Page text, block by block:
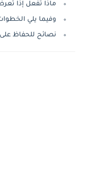
ماذا تفعل إذا
وفيما يلي
نصائح للحفاظ